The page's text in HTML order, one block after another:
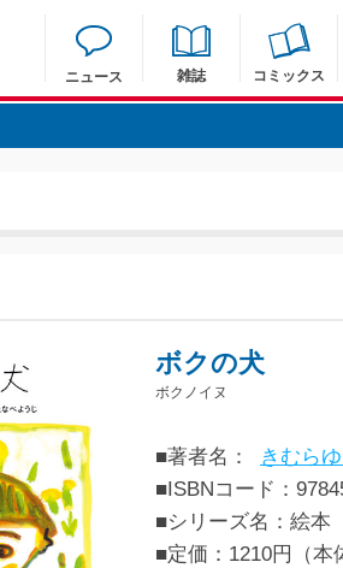
ニュース 雑誌 コミックス
ボクの犬
ボクノイヌ
■著者名：
きむら
■ISBNコード：
■シリーズ名：絵本
■定価：1210円（本